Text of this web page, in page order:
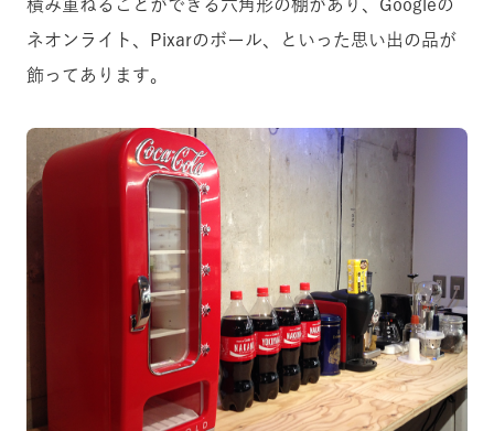
積み重ねることができる六角形の棚があり、Googleの
ネオンライト、Pixarのボール、といった思い出の品が
飾ってあります。